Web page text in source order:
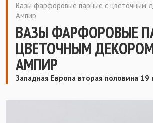
Вазы фарфоровые парные с цветочным
Ампир
ВАЗЫ ФАРФОРОВЫЕ
ЦВЕТОЧНЫМ
АМПИР
Западная Европа вторая половина 19